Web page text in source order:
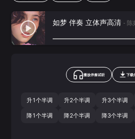
如梦 伴奏 立体声高清 - 陈
播放伴奏试听 下载
升1个半调 升2个半调 升3个半调
降1个半调 降2个半调 降3个半调